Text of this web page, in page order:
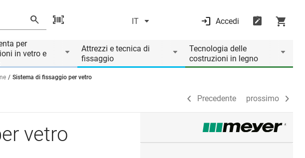
IT Accedi
per
in vetro e
Attrezzi e tecnica di
fissaggio
Tecnologia delle
costruzioni in legno
Sistema di fissaggio per vetro
Precedente prossimo
Precedente prossimo
vetro